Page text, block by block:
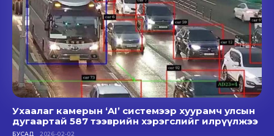
Ухаалаг камерын ‘AI’ системээр хуурамч улсын
дугаартай 587 тээврийн хэрэгслийг илрүүлжээ
БУСАД 2026-02-02